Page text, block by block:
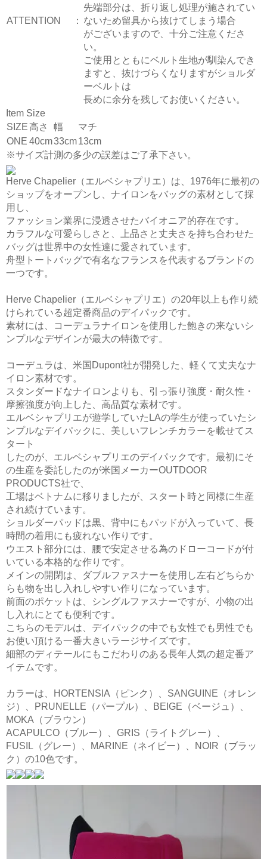
ATTENTION ：
先端部分は、折り返し処理が施されてい
ないため留具から抜けてしまう場合
がございますので、十分ご注意くださ
い。
ご使用とともにベルト生地が馴染んでき
ますと、抜けづらくなりますがショルダ
ーベルトは
長めに余分を残してお使いください。
Item Size
SIZE高さ 幅
マチ
ONE 40cm33cm13cm
※サイズ計測の多少の誤差はご了承下さい。
Herve Chapelier（エルベシャプリエ）は、1976年に最初の
ショップをオープンし、ナイロンをバッグの素材として採
用し、
ファッション業界に浸透させたバイオニア的存在です。
カラフルな可愛らしさと、上品さと丈夫さを持ち合わせた
バッグは世界中の女性達に愛されています。
舟型トートバッグで有名なフランスを代表するブランドの
一つです。
Herve Chapelier（エルベシャプリエ）の20年以上も作り続
けられている超定番商品のデイパックです。
素材には、コーデュラナイロンを使用した飽きの来ないシ
ンプルなデザインが最大の特徴です。
コーデュラは、米国Dupont社が開発した、軽くて丈夫なナ
イロン素材です。
スタンダードなナイロンよりも、引っ張り強度・耐久性・
摩擦強度が向上した、高品質な素材です。
エルベシャプリエが遊学していたLAの学生が使っていたシ
ンプルなデイパックに、美しいフレンチカラーを載せてス
タート
したのが、エルベシャプリエのデイパックです。最初にそ
の生産を委託したのが米国メーカーOUTDOOR
PRODUCTS社で、
工場はベトナムに移りましたが、スタート時と同様に生産
され続けています。
ショルダーパッドは黒、背中にもパッドが入っていて、長
時間の着用にも疲れない作りです。
ウエスト部分には、腰で安定させる為のドローコードが付
いている本格的な作りです。
メインの開閉は、ダブルファスナーを使用し左右どちらか
らも物を出し入れしやすい作りになっています。
前面のポケットは、シングルファスナーですが、小物の出
し入れにとても便利です。
こちらのモデルは、デイパックの中でも女性でも男性でも
お使い頂ける一番大きいラージサイズです。
細部のディテールにもこだわりのある長年人気の超定番ア
イテムです。
カラーは、HORTENSIA（ピンク）、SANGUINE（オレン
ジ）、PRUNELLE（パープル）、BEIGE（ベージュ）、
MOKA（ブラウン）
ACAPULCO（ブルー）、GRIS（ライトグレー）、
FUSIL（グレー）、MARINE（ネイビー）、NOIR（ブラッ
ク）の10色です。